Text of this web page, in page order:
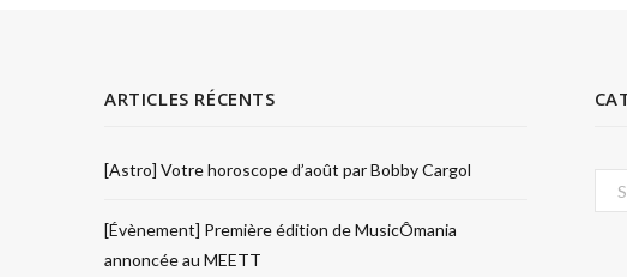
ARTICLES RÉCENTS
[Astro] Votre horoscope d’août par Bobby Cargol
[Évènement] Première édition de MusicÔmania
annoncée au MEETT